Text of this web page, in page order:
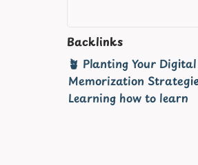
Backlinks
🪴 Planting Your
Memorization
Learning how to learn